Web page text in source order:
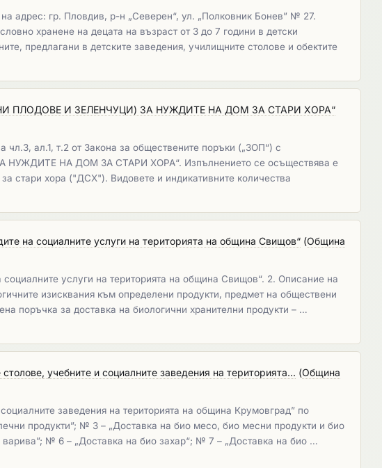
адрес: гр. Пловдив, р-н „Северен“, ул. „Полковник Бонев” № 27.
хранене на децата на възраст от 3 до 7 години в детски
предлагани в детските заведения, училищните столове и обектите
ПЛОДОВЕ И ЗЕЛЕНЧУЦИ) ЗА НУЖДИТЕ НА ДОМ ЗА СТАРИ ХОРА“
ал.1, т.2 от Закона за обществените поръки („ЗОП“) с
НА ДОМ ЗА СТАРИ ХОРА“. Изпълнението се осъществява е
стари хора ("ДСХ"). Видовете и индикативните количества
на социалните услуги на територията на община Свищов“ (Община
услуги на територията на община Свищов“. 2. Описание на
изисквания към определени продукти, предмет на обществени
поръчка за доставка на биологични хранителни продукти – …
учебните и социалните заведения на територията... (Община
заведения на територията на община Крумовград” по
продукти”; № 3 – „Доставка на био месо, био месни продукти и био
№ 6 – „Доставка на био захар“; № 7 – „Доставка на био …